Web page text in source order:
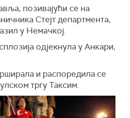
позивајући се на
Стејт департмента,
у Немачкој.
одјекнула у Анкари,
и распоредила се
тргу Таксим.